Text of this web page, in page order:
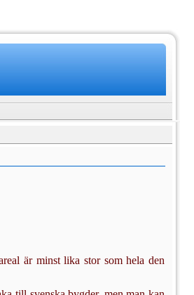
är minst lika stor som hela den